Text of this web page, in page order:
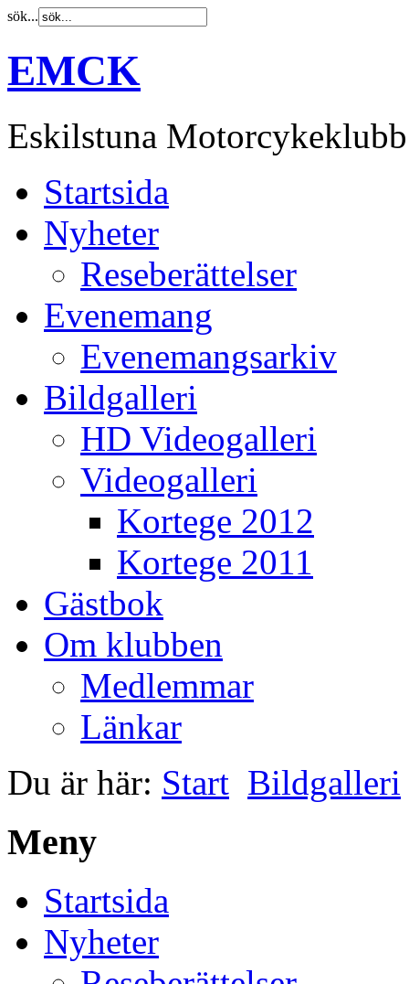
sök...
EMCK
Eskilstuna Motorcykeklubb
Startsida
Nyheter
Reseberättelser
Evenemang
Evenemangsarkiv
Bildgalleri
HD Videogalleri
Videogalleri
Kortege 2012
Kortege 2011
Gästbok
Om klubben
Medlemmar
Länkar
Du är här: Start Bildgalleri
Meny
Startsida
Nyheter